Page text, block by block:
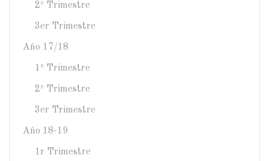
2º Trimestre
3er Trimestre
Año 17/18
1º Trimestre
2º Trimestre
3er Trimestre
Año 18-19
1r Trimestre